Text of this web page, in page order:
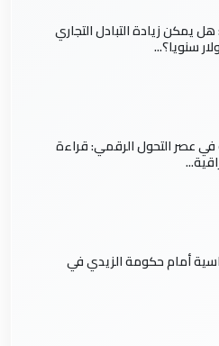
هل يمكن زيادة التبادل التجاري
في عصر التحول الرقمي: قراءة
أمام حكومة الزيدي في